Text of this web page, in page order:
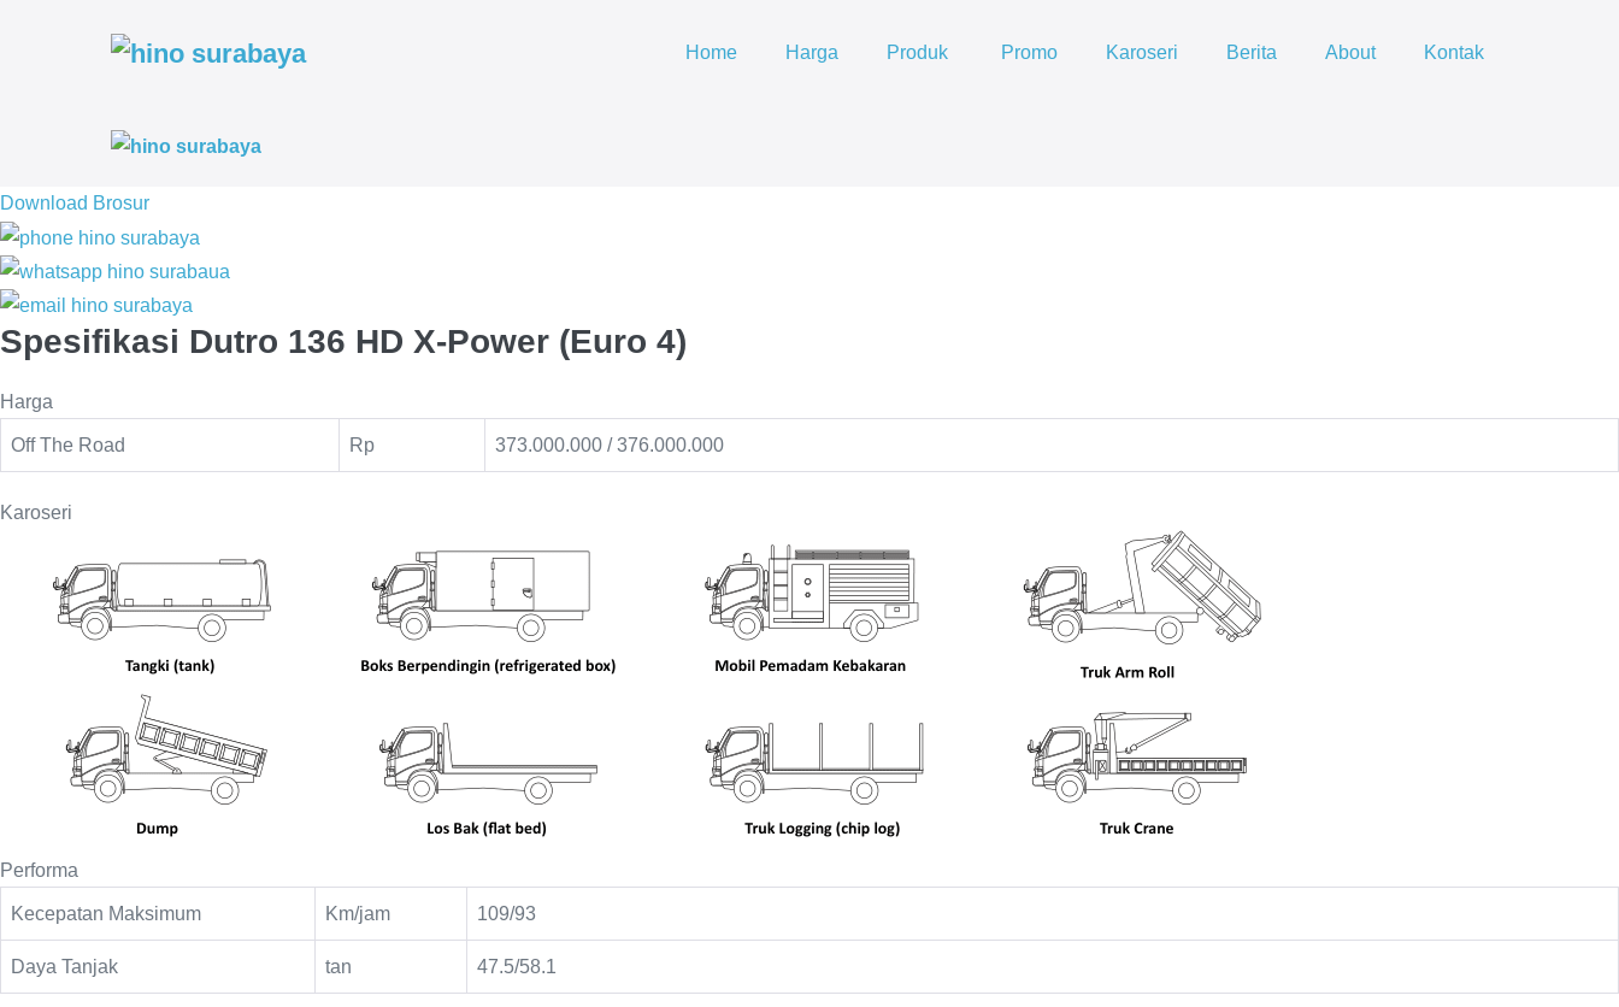
Home Harga Produk Promo Karoseri Berita About Kontak
Download Brosur
Spesifikasi Dutro 136 HD X-Power (Euro 4)
Harga
Off The Road Rp 373.000.000 / 376.000.000
Karoseri
Performa
Kecepatan Maksimum Km/jam 109/93
Daya Tanjak tan 47.5/58.1